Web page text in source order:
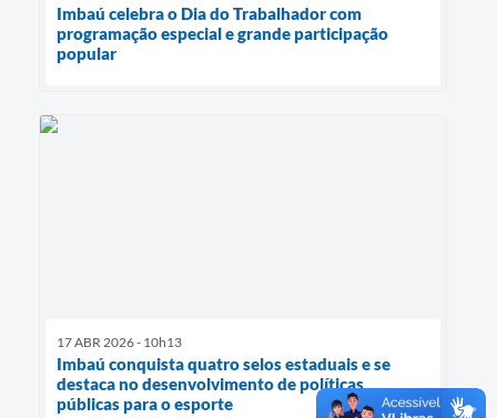
Imbaú celebra o Dia do Trabalhador com
programação especial e grande participação
popular
17 ABR 2026 - 10h13
Imbaú conquista quatro selos estaduais e se
destaca no desenvolvimento de políticas
públicas para o esporte